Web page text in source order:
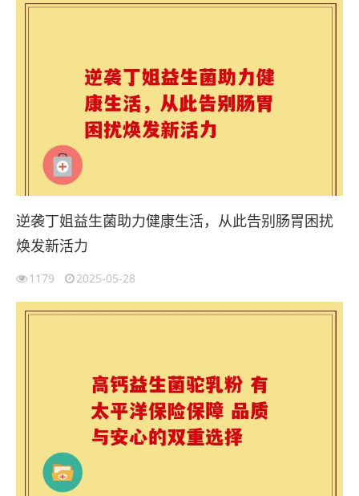
逆袭丁姐益生菌助力健康生活，从此告别肠胃困扰
焕发新活力
1179 2025-05-28